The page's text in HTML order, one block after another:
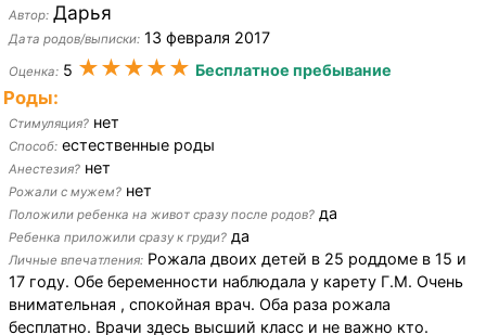
Автор: Дарья
Дата родов/выписки: 13 февраля 2017
Оценка: 5 ★★★★★ Бесплатное пребывание
Роды:
Стимуляция? нет
Способ: естественные роды
Анестезия? нет
Рожали с мужем? нет
Положили ребенка на живот сразу после родов? да
Ребенка приложили сразу к груди? да
Личные впечатления: Рожала двоих детей в 25 роддоме в 15 и
17 году. Обе беременности наблюдала у карету Г.М. Очень
внимательная , спокойная врач. Оба раза рожала
бесплатно. Врачи здесь высший класс и не важно кто.